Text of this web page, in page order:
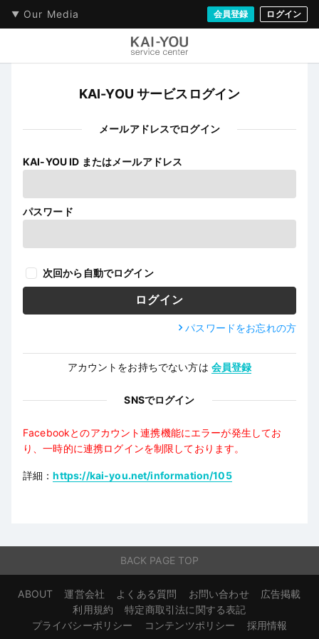
Our Media 会員登録 ログイン
KAI-YOU サービスログイン
メールアドレスでログイン
KAI-YOU ID またはメールアドレス
パスワード
次回から自動でログイン
パスワードをお忘れの方
アカウントをお持ちでない方は 会員登録
SNSでログイン
Facebookとのアカウント連携機能にエラーが発生してお
り、一時的に連携ログインを制限しております。
詳細：https://kai-you.net/information/105
BACK PAGE TOP
ABOUT 運営会社 よくある質問 お問い合わせ
広告掲載
利用規約
特定商取引法に関する表記
プライバシーポリシー
コンテンツポリシー 採用情報